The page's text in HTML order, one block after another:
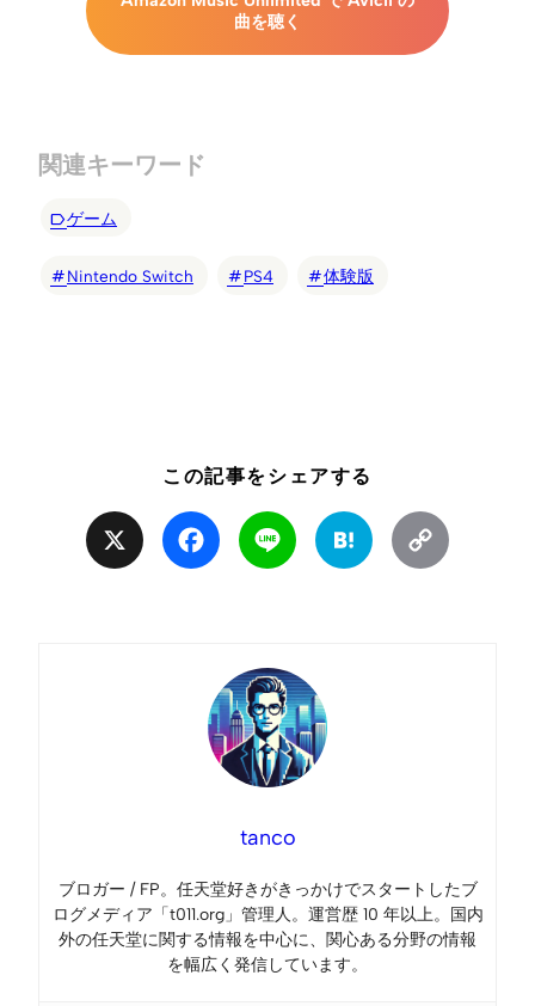
曲を聴く
関連キーワード
ゲーム
Nintendo Switch PS4 体験版
この記事をシェアする
Facebook Line Hatena
tanco
ブロガー / FP。任天堂好きがきっかけでスタートしたブ
ログメディア「t011.org」管理人。運営歴 10 年以上。国内
外の任天堂に関する情報を中心に、関心ある分野の情報
を幅広く発信しています。